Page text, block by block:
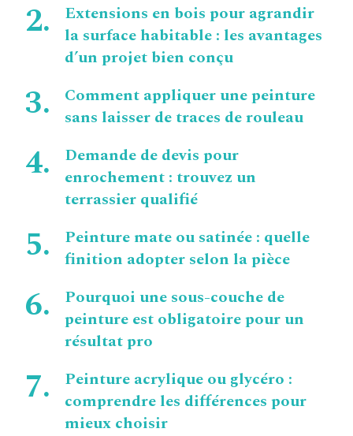
Extensions en bois pour agrandir
la surface habitable : les avantages
d’un projet bien conçu
Comment appliquer une peinture
sans laisser de traces de rouleau
Demande de devis pour
enrochement : trouvez un
terrassier qualifié
Peinture mate ou satinée : quelle
finition adopter selon la pièce
Pourquoi une sous-couche de
peinture est obligatoire pour un
résultat pro
Peinture acrylique ou glycéro :
comprendre les différences pour
mieux choisir